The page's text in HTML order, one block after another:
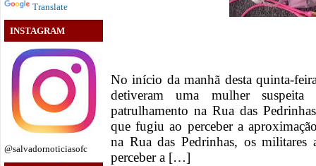
Translate
INSTAGRAM
@salvadornoticiasofc
No início da manhã desta quinta-
detiveram uma mulher
patrulhamento na Rua das
que fugiu ao perceber a
na Rua das Pedrinhas, os
perceber a […]